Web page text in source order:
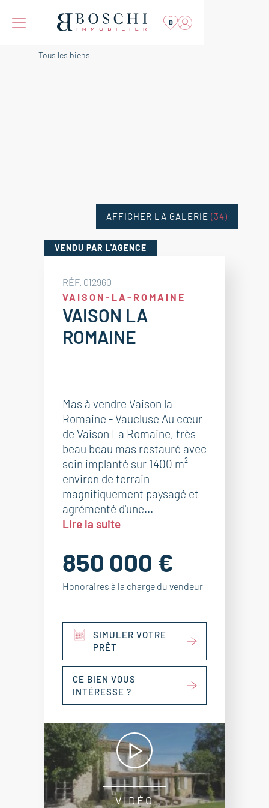
0
Tous les biens
VENDU PAR L'AGENCE
RÉF. 012960
VAISON-LA-ROMAINE
VAISON LA
ROMAINE
Mas à vendre Vaison la
Romaine - Vaucluse Au cœur
de Vaison La Romaine, très
beau beau mas restauré avec
soin implanté sur 1400 m²
environ de terrain
magnifiquement paysagé et
agrémenté d'une...
Lire la suite
850 000 €
Honoraires à la charge du vendeur
SIMULER VOTRE
PRÊT
CE BIEN VOUS
INTÉRESSE ?
VIDÉO
AFFICHER LA GALERIE (34)